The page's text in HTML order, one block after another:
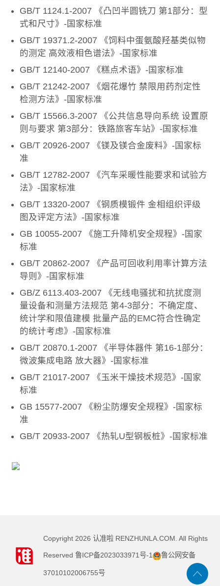
GB/T 1124.1-2007 《凸凹半圆铣刀 第1部分：型
式和尺寸》-国家标准
GB/T 19371.2-2007 《饲料中蛋氨酸羟基类似物
的测定 高效液相色谱法》-国家标准
GB/T 12140-2007 《糕点术语》-国家标准
GB/T 21242-2007 《烟花爆竹 禁限用药剂定性
检测方法》-国家标准
GB/T 15566.3-2007 《公共信息导向系统 设置原
则与要求 第3部分：铁路旅客车站》-国家标准
GB/T 20926-2007 《镁及镁合金废料》-国家标
准
GB/T 12782-2007 《汽车采暖性能要求和试验方
法》-国家标准
GB/T 13320-2007 《钢质模锻件 金相组织评级
图及评定方法》-国家标准
GB 10055-2007 《施工升降机安全规程》-国家
标准
GB/T 20862-2007 《产品可回收利用率计算方法
导则》-国家标准
GB/Z 6113.403-2007 《无线电骚扰和抗扰度测
量设备和测量方法规范 第4-3部分：不确定度、
统计学和限值建模 批量产品的EMC符合性确定
的统计考虑》-国家标准
GB/T 20870.1-2007 《半导体器件 第16-1部分：
微波集成电路 放大器》-国家标准
GB/T 21017-2007 《玉米干燥技术规范》-国家
标准
GB 15577-2007 《粉尘防爆安全规程》-国家标
准
GB/T 20933-2007 《热轧U型钢板桩》-国家标准
Copyright 2026 认准啦 RENZHUNLA.COM. All Rights
Reserved 鲁ICP备2023033971号-1 鲁公网安备
37010102006755号